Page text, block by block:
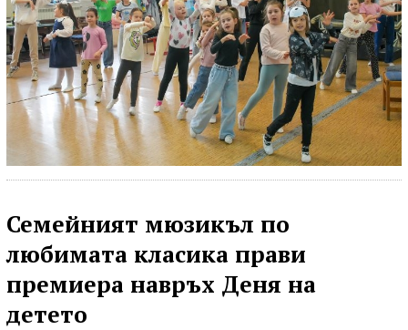
Семейният мюзикъл по
любимата класика прави
премиера навръх Деня на
детето